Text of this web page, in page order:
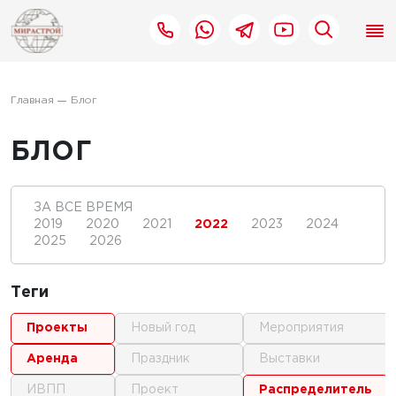
Главная Блог
БЛОГ
ЗА ВСЕ ВРЕМЯ
2019
2020 2021 2022 2023
2024
2025
2026
Теги
проекты
аренда
ИВПП
новый год
праздник
проект
мероприятия
выставки
распределитель